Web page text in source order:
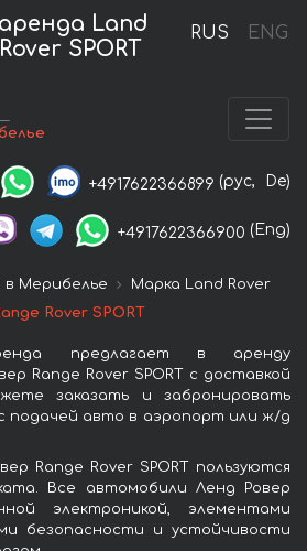
RUS ENG
Land
SPORT
+4917622366899 (рус, De)
+4917622366900 (Eng)
Мерибелье
Марка Land Rover
Rover SPORT
предлагает в аренду
Range Rover SPORT с доставкой
заказать и забронировать
подачей авто в аэропорт или ж/д
Range Rover SPORT пользуются
Все автомобили Ленд Ровер
электроникой, элементами
безопасности и устойчивости